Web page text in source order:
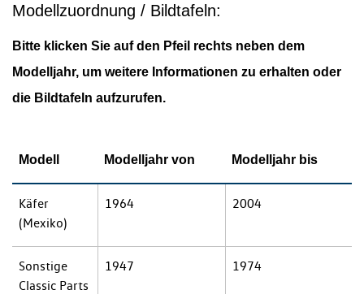
Modellzuordnung / Bildtafeln:
Bitte klicken Sie auf den Pfeil rechts neben dem
Modelljahr, um weitere Informationen zu erhalten oder
die Bildtafeln aufzurufen.
Modell Modelljahr von Modelljahr bis
Käfer
(Mexiko)
1964 2004
Sonstige
Classic Parts
1947 1974